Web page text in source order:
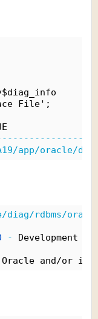
File';
app/oracle/
diag/rdbms/
- Development
Oracle and/or